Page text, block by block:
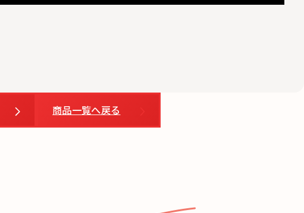
商品一覧へ戻る